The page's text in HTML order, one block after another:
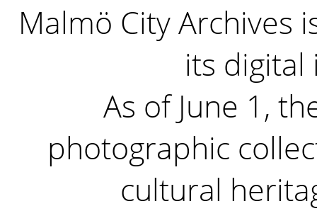
Malmö City Archives
its digital
As of June 1,
photographic
cultural